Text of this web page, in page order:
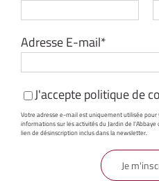
Adresse E-mail*
J'acceptepolitique de
Votre adresse e-mail est uniquement utilisée
informations sur les activités du Jardin de
lien de désinscription inclus dans la newsletter.